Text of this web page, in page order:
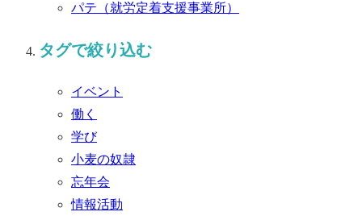
パテ （就労定着支援事業所）
タグで絞り込む
イベント
働く
学び
小麦の奴隷
忘年会
情報活動